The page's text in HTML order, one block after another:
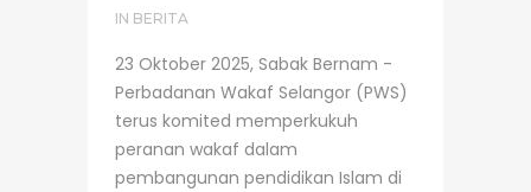
IN BERITA
23 Oktober 2025, Sabak Bernam -
Perbadanan Wakaf Selangor (PWS)
terus komited memperkukuh
peranan wakaf dalam
pembangunan pendidikan Islam di